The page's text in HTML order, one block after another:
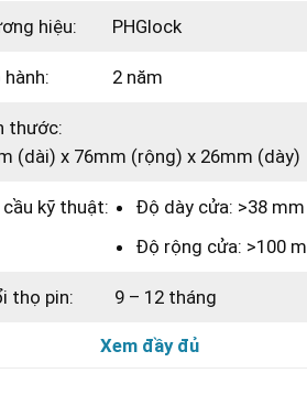
hiệu: PHGlock
hành: 2 năm
thước:
(dài) x 76mm (rộng) x 26mm (dày)
cầu kỹ thuật:
Độ dày cửa: >38 mm
Độ rộng cửa: >100
thọ pin: 9 – 12 tháng
Xem đầy đủ